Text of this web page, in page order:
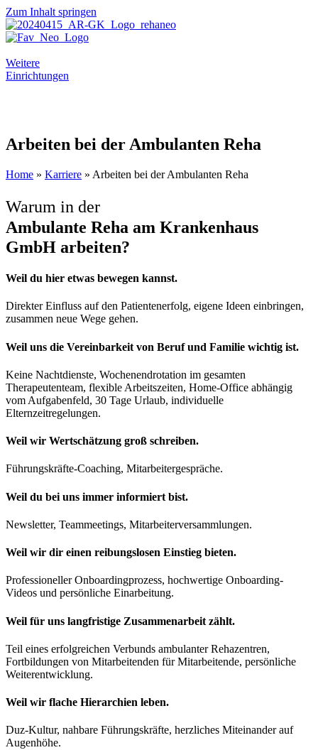
Zum Inhalt springen
Weitere
Einrichtungen
Arbeiten bei der Ambulanten Reha
Home » Karriere » Arbeiten bei der Ambulanten Reha
Warum in der
Ambulante Reha am Krankenhaus
GmbH arbeiten?
Weil du hier etwas bewegen kannst.
Direkter Einfluss auf den Patientenerfolg, eigene Ideen einbringen,
zusammen neue Wege gehen.
Weil uns die Vereinbarkeit von Beruf und Familie wichtig ist.
Keine Nachtdienste, Wochenendrotation im gesamten
Therapeutenteam, flexible Arbeitszeiten, Home-Office abhängig
vom Aufgabenfeld, 30 Tage Urlaub, individuelle
Elternzeitregelungen.
Weil wir Wertschätzung groß schreiben.
Führungskräfte-Coaching, Mitarbeitergespräche.
Weil du bei uns immer informiert bist.
Newsletter, Teammeetings, Mitarbeiterversammlungen.
Weil wir dir einen reibungslosen Einstieg bieten.
Professioneller Onboardingprozess, hochwertige Onboarding-
Videos und persönliche Einarbeitung.
Weil für uns langfristige Zusammenarbeit zählt.
Teil eines erfolgreichen Verbunds ambulanter Rehazentren,
Fortbildungen von Mitarbeitenden für Mitarbeitende, persönliche
Weiterentwicklung.
Weil wir flache Hierarchien leben.
Duz-Kultur, nahbare Führungskräfte, herzliches Miteinander auf
Augenhöhe.